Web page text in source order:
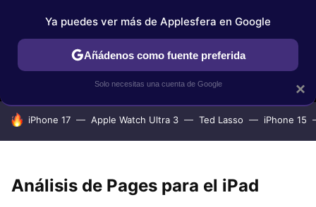
MENÚ NUEVO
TUTORIALES APPLESFERA SELECCIÓN
HOY SE HABLA DE
iPhone 17 Apple Watch Ultra 3 Ted Lasso iPhone 15
Análisis de Pages para el iPad
×
Ya puedes ver más de Applesfera en Google
Añádenos como fuente preferida
Solo necesitas una cuenta de Google